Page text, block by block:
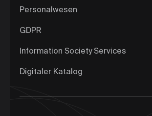
Personalwesen
GDPR
Information Society Services
Digitaler Katalog